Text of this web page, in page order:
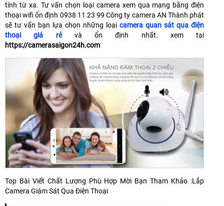
tính từ xa. Tư vấn chọn loại camera xem qua mạng bằng điện
thoại wifi ổn định 0938 11 23 99 Công ty camera AN Thành phát
sẽ tư vấn bạn lựa chọn những loại camera quan sát qua điện
thoại giá rẻ
và ổn định nhất. xem tại
https://camerasaigon24h.com
Top Bài Viết Chất Lượng Phù Hợp Mời Bạn Tham Khảo :Lắp
Camera Giám Sát Qua Điện Thoại